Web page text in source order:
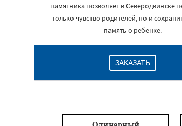
памятника позволяет в Северодвинске
только чувство родителей, но и
память о ребенке.
ЗАКАЗАТЬ